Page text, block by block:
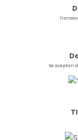
Se aceptan